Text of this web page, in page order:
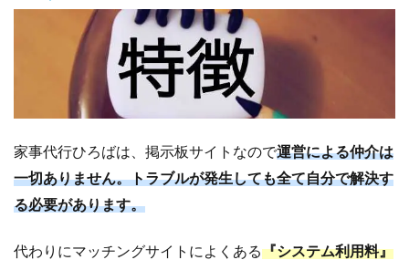
を
評
シ
テ
ム
3 家
代
家事代行ひろばは、掲示板サイトなので運営による仲介は
一切ありません。トラブルが発生しても全て自分で解決す
る必要があります。
代わりにマッチングサイトによくある『システム利用料』